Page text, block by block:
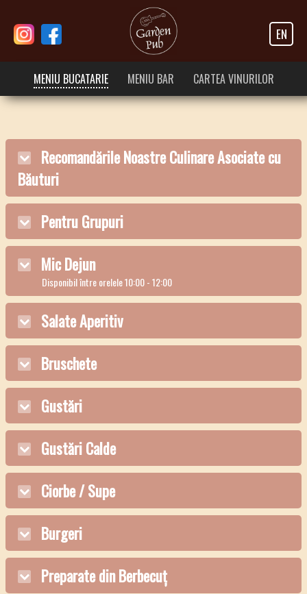
EN
MENIU BUCATARIE MENIU BAR CARTEA VINURILOR
Recomandările Noastre Culinare Asociate cu
Băuturi
Pentru Grupuri
Mic Dejun
Disponibil între orelele 10:00 - 12:00
Salate Aperitiv
Bruschete
Gustări
Gustări Calde
Ciorbe / Supe
Burgeri
Preparate din Berbecuț